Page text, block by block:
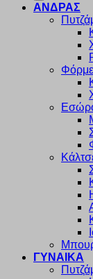
ΑΝΔΡΑΣ
ΓΥΝΑΙΚΑ